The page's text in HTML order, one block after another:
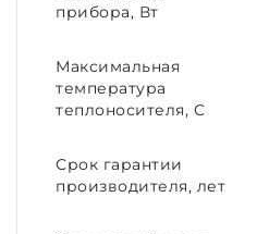
прибора, Вт
Максимальная
температура
теплоносителя, C
Срок гарантии
производителя, лет